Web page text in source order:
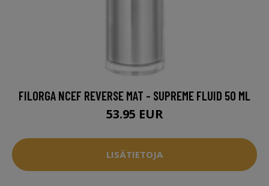
FILORGA NCEF REVERSE MAT - SUPREME FLUID 50 ML
53.95 EUR
LISÄTIETOJA